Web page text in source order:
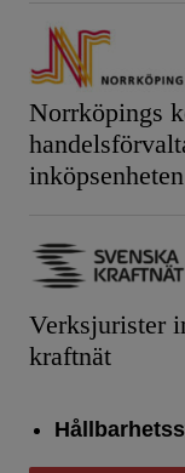
Norrköpings
inköpsenheten
Verksjurister
kraftnät